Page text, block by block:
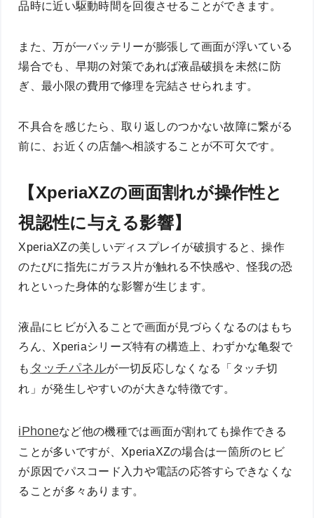
品時に近い駆動時間を回復させることができます。
また、万が一バッテリーが膨張して画面が浮いている
場合でも、早期の対策であれば液晶破損を未然に防
ぎ、最小限の費用で修理を完結させられます。
不具合を感じたら、取り返しのつかない故障に繋がる
前に、お近くの店舗へ相談することが不可欠です。
【XperiaXZの画面割れが操作性と
視認性に与える影響】
XperiaXZの美しいディスプレイが破損すると、操作
のたびに指先にガラス片が触れる不快感や、怪我の恐
れといった身体的な影響が生じます。
液晶にヒビが入ることで画面が見づらくなるのはもち
ろん、Xperiaシリーズ特有の構造上、わずかな亀裂で
も タッチパネルが一切反応しなくなる「タッチ切
れ」が発生しやすいのが大きな特徴です。
iPhoneなど他の機種では画面が割れても操作できる
ことが多いですが、XperiaXZの場合は一箇所のヒビ
が原因でパスコード入力や電話の応答すらできなくな
ることが多々あります。